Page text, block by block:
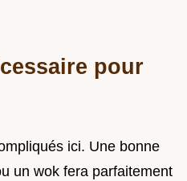
pour
ici. Une bonne
un wok fera parfaitement